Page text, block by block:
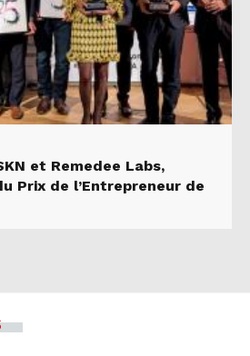
et Remedee Labs,
Prix de l’Entrepreneur de